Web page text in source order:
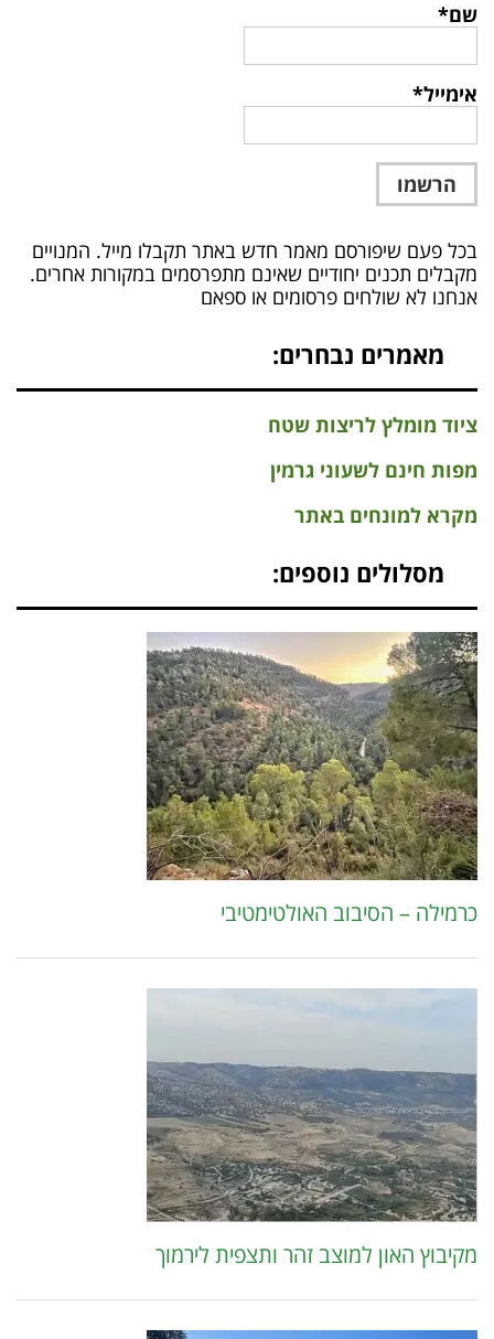
שם*
אימייל*
בכל פעם שיפורסם מאמר חדש באתר תקבלו מייל. המנויים
מקבלים תכנים יחודיים שאינם מתפרסמים במקורות אחרים.
אנחנו לא שולחים פרסומים או ספאם
מאמרים נבחרים:
ציוד מומלץ לריצות שטח
מפות חינם לשעוני גרמין
מקרא למונחים באתר
מסלולים נוספים:
כרמילה – הסיבוב האולטימטיבי
מקיבוץ האון למוצב זהר ותצפית לירמוך